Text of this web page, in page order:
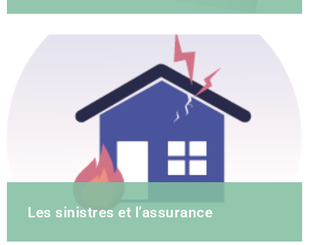
Les sinistres et l’assurance